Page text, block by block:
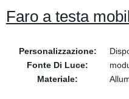
Faro a testa
Personalizzazione:
Fonte Di Luce:
Materiale: